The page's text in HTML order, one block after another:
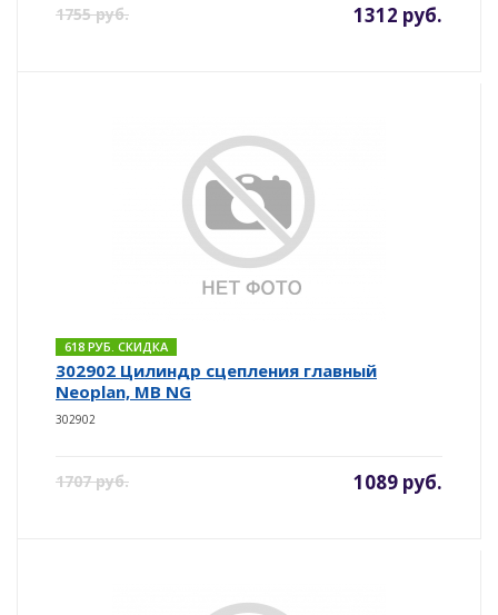
1755 руб. 1312 руб.
618 РУБ. СКИДКА
302902 Цилиндр сцепления главный
Neoplan, MB NG
302902
1707 руб. 1089 руб.